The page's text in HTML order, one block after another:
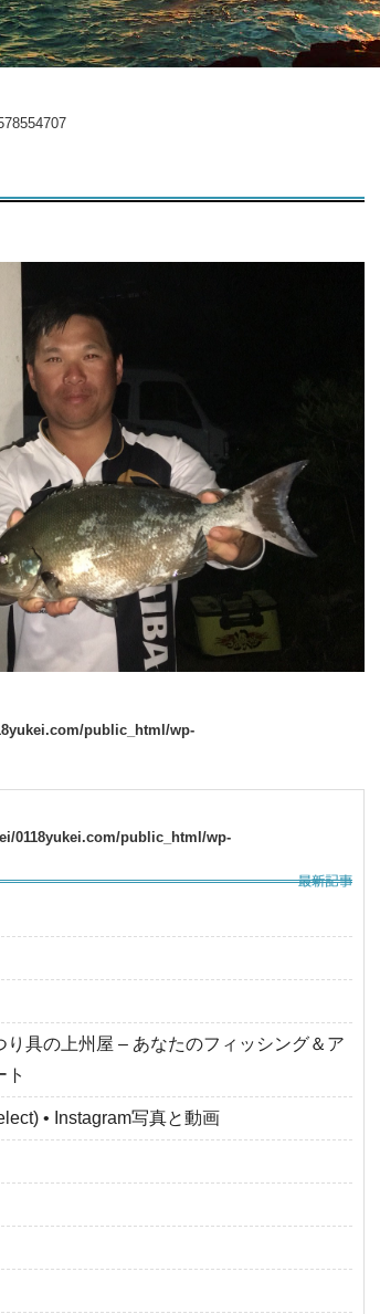
public_html/wp-
0118yukei.com/public_html/wp-
具の上州屋 – あなたのフィッシング＆ア
ト
• Instagram写真と動画